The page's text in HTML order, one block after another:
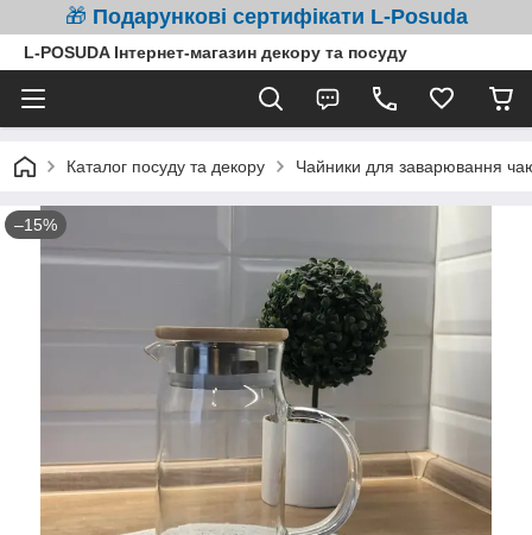
🎁 Подарункові сертифікати L-Posuda
L-POSUDA Інтернет-магазин декору та посуду
Каталог посуду та декору Чайники для заварювання
–15%